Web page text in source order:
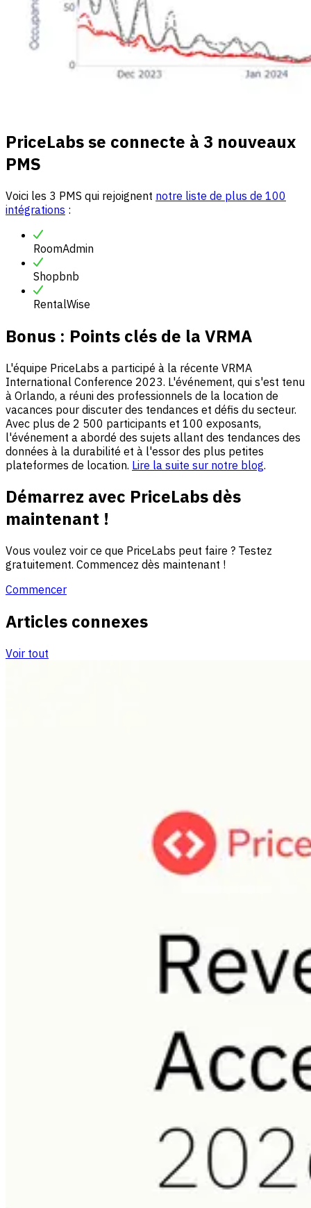
PriceLabs se connecte à 3 nouveaux
PMS
Voici les 3 PMS qui rejoignent notre liste de plus de 100
intégrations :
RoomAdmin
Shopbnb
RentalWise
Bonus : Points clés de la VRMA
L'équipe PriceLabs a participé à la récente VRMA
International Conference 2023. L'événement, qui s'est tenu
à Orlando, a réuni des professionnels de la location de
vacances pour discuter des tendances et défis du secteur.
Avec plus de 2 500 participants et 100 exposants,
l'événement a abordé des sujets allant des tendances des
données à la durabilité et à l'essor des plus petites
plateformes de location. Lire la suite sur notre blog.
Démarrez avec PriceLabs dès
maintenant !
Vous voulez voir ce que PriceLabs peut faire ? Testez
gratuitement. Commencez dès maintenant !
Commencer
Articles connexes
Voir tout